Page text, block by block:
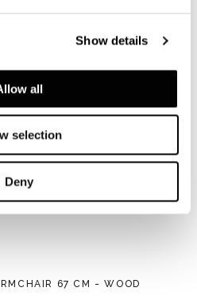
Show details
all
selection
Deny
67 CM - WOOD